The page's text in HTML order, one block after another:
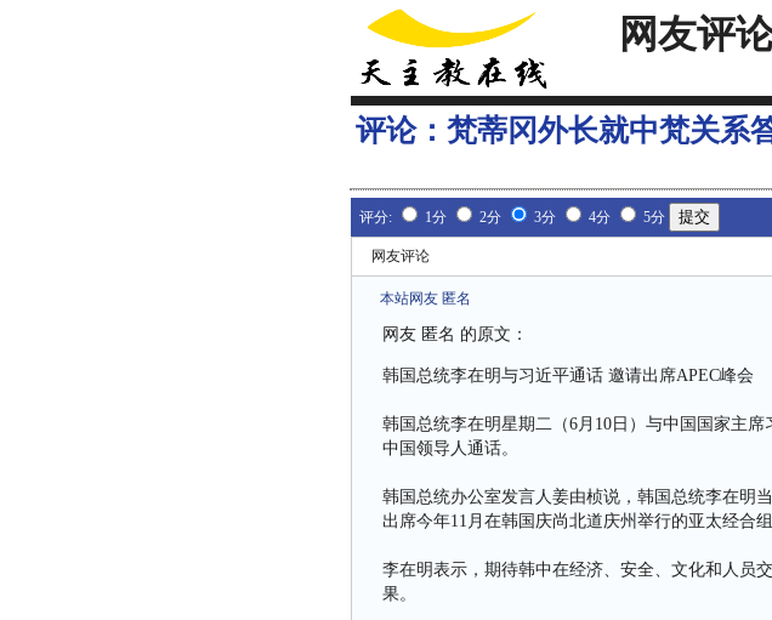
网友评
评论： 梵蒂冈外长就中梵关系
评分: 1分 2分 3分 4分 5分
网友评论
本站网友 匿名
网友 匿名 的原文：
韩国总统李在明与习近平通话 邀请出席APEC峰会
韩国总统李在明星期二（6月10日）与中国国家主
中国领导人通话。
韩国总统办公室发言人姜由桢说，韩国总统李在明
出席今年11月在韩国庆尚北道庆州举行的亚太经合
李在明表示，期待韩中在经济、安全、文化和人员
果。